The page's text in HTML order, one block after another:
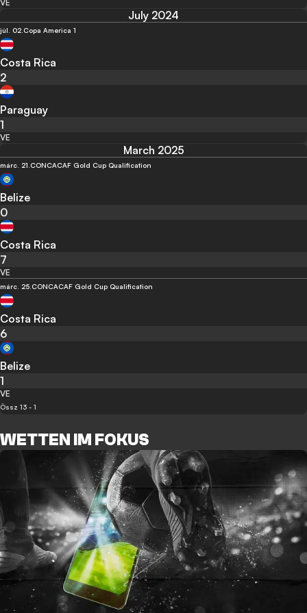
VE
July 2024
júl. 02. Copa America 1
Costa Rica
2
Paraguay
1
VE
March 2025
márc. 21. CONCACAF Gold Cup Qualification
Belize
0
Costa Rica
7
VE
márc. 25. CONCACAF Gold Cup Qualification
Costa Rica
6
Belize
1
VE
Össz 13 - 1
WETTEN IM FOKUS